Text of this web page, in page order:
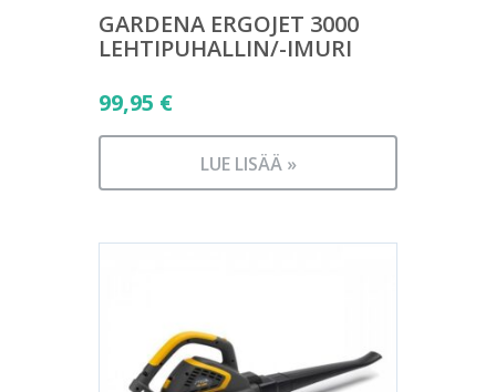
GARDENA ERGOJET 3000
LEHTIPUHALLIN/-IMURI
99,95 €
LUE LISÄÄ »